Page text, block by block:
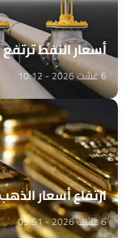
أسعار النفط
6 غشت 2026 - 10:12
ارتفاع أسعار الذهب بنسبة
6 غشت 2026 - 09:51